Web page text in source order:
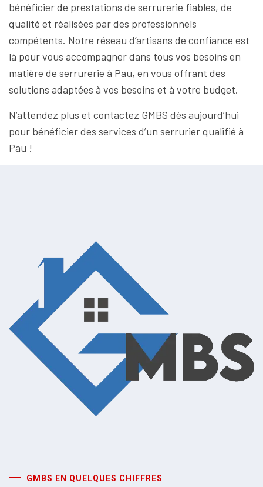
bénéficier de prestations de serrurerie fiables, de
qualité et réalisées par des professionnels
compétents. Notre réseau d’artisans de confiance est
là pour vous accompagner dans tous vos besoins en
matière de serrurerie à Pau, en vous offrant des
solutions adaptées à vos besoins et à votre budget.
N’attendez plus et contactez GMBS dès aujourd’hui
pour bénéficier des services d’un serrurier qualifié à
Pau !
GMBS EN QUELQUES CHIFFRES